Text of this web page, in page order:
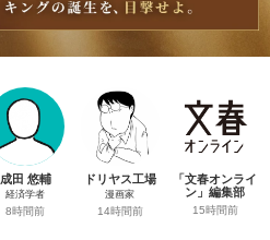
成田 悠輔
経済学者
8時間前
ドリヤス工場
漫画家
14時間前
「文春オンライ
ン」編集部
15時間前